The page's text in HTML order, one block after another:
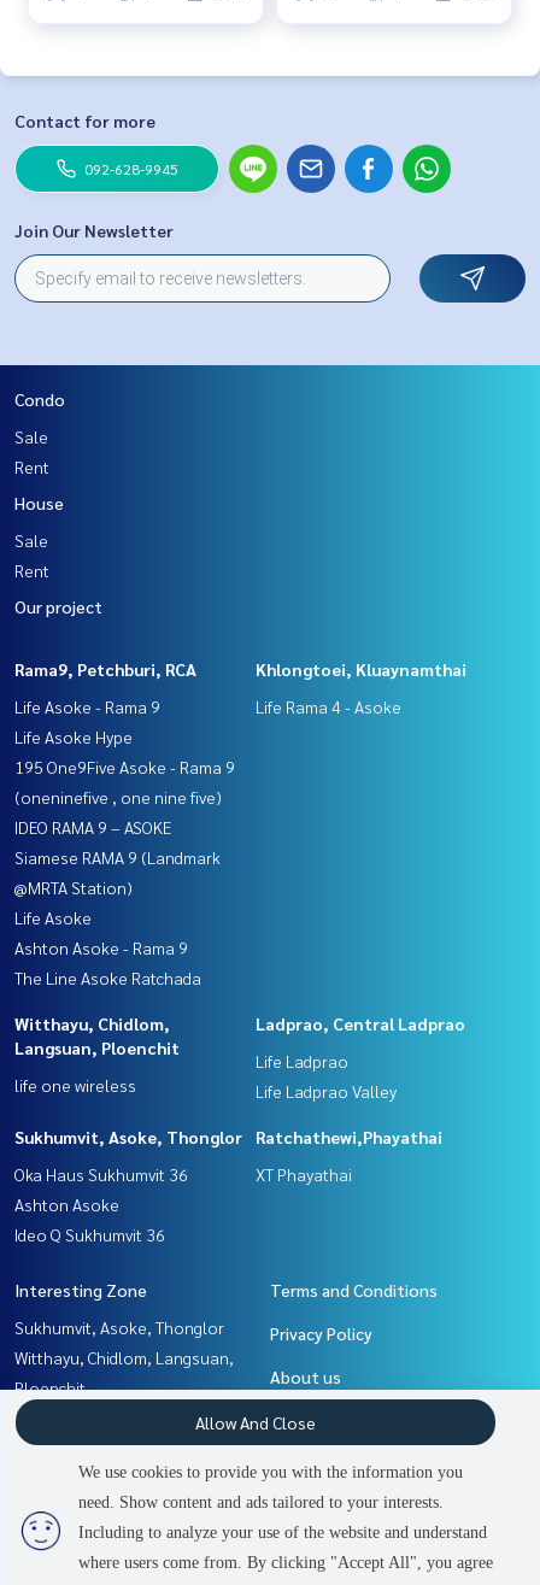
3 people are viewing
Contact us
Contact for more
092-628-9945
Join Our Newsletter
Condo
Sale
Rent
House
Sale
Rent
Our project
Rama9, Petchburi, RCA
Life Asoke - Rama 9
Life Asoke Hype
195 One9Five Asoke - Rama 9
(oneninefive , one nine five)
IDEO RAMA 9 – ASOKE
Siamese RAMA 9 (Landmark
@MRTA Station)
Life Asoke
Ashton Asoke - Rama 9
The Line Asoke Ratchada
Khlongtoei, Kluaynamthai
Life Rama 4 - Asoke
Witthayu, Chidlom,
Langsuan, Ploenchit
life one wireless
Ladprao, Central Ladprao
Life Ladprao
Life Ladprao Valley
Sukhumvit, Asoke, Thonglor
Oka Haus Sukhumvit 36
Ashton Asoke
Ideo Q Sukhumvit 36
Ratchathewi,Phayathai
XT Phayathai
Interesting Zone
Sukhumvit, Asoke, Thonglor
Witthayu, Chidlom, Langsuan,
Ploenchit
Ratchathewi,Phayathai
Rama9, Petchburi, RCA
Ladprao, Central Ladprao
Khlongtoei, Kluaynamthai
Terms and Conditions
Privacy Policy
About us
How to sale-rent
Contact
We use cookies to provide you with the information you
need. Show content and ads tailored to your interests.
Including to analyze your use of the website and understand
where users come from. By clicking "Accept All", you agree
Allow And Close